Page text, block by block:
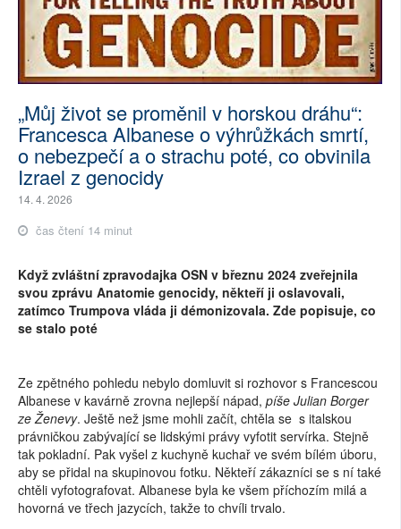
„Můj život se proměnil v horskou dráhu“:
Francesca Albanese o výhrůžkách smrtí,
o nebezpečí a o strachu poté, co obvinila
Izrael z genocidy
14. 4. 2026
čas čtení 14 minut
Když zvláštní zpravodajka OSN v březnu 2024 zveřejnila
svou zprávu Anatomie genocidy, někteří ji oslavovali,
zatímco Trumpova vláda ji démonizovala. Zde popisuje, co
se stalo poté
Ze zpětného pohledu nebylo domluvit si rozhovor s Francescou
Albanese v kavárně zrovna nejlepší nápad, píše Julian Borger
ze Ženevy. Ještě než jsme mohli začít, chtěla se s italskou
právničkou zabývající se lidskými právy vyfotit servírka. Stejně
tak pokladní. Pak vyšel z kuchyně kuchař ve svém bílém úboru,
aby se přidal na skupinovou fotku. Někteří zákazníci se s ní také
chtěli vyfotografovat. Albanese byla ke všem příchozím milá a
hovorná ve třech jazycích, takže to chvíli trvalo.